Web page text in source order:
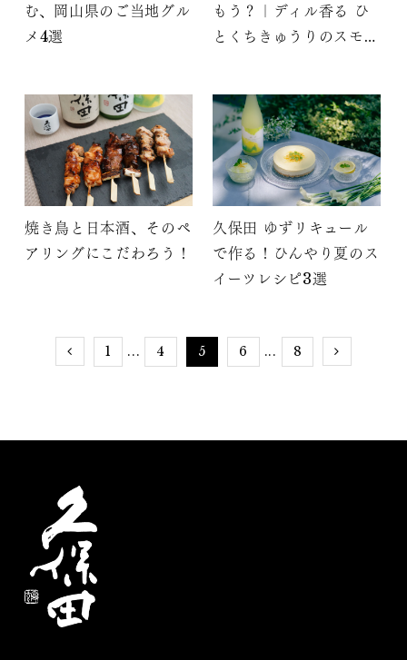
む、岡山県のご当地グル
メ4選
もう？｜ディル香る ひ
とくちきゅうりのスモー
焼き鳥と日本酒、そのペ
アリングにこだわろう！
久保田 ゆずリキュール
で作る！ひんやり夏のス
イーツレシピ3選
1 ... 4 5 6 ... 8